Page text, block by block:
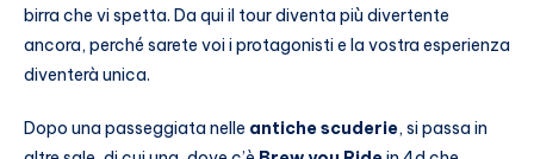
birra che vi spetta. Da qui il tour diventa più divertente
ancora, perché sarete voi i protagonisti e la vostra esperienza
diventerà unica.
Dopo una passeggiata nelle antiche scuderie, si passa in